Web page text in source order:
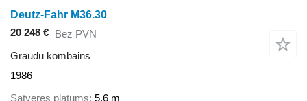
Deutz-Fahr M36.30
20 248 € Bez PVN
Graudu kombains
1986
Satveres platums 5,6 m